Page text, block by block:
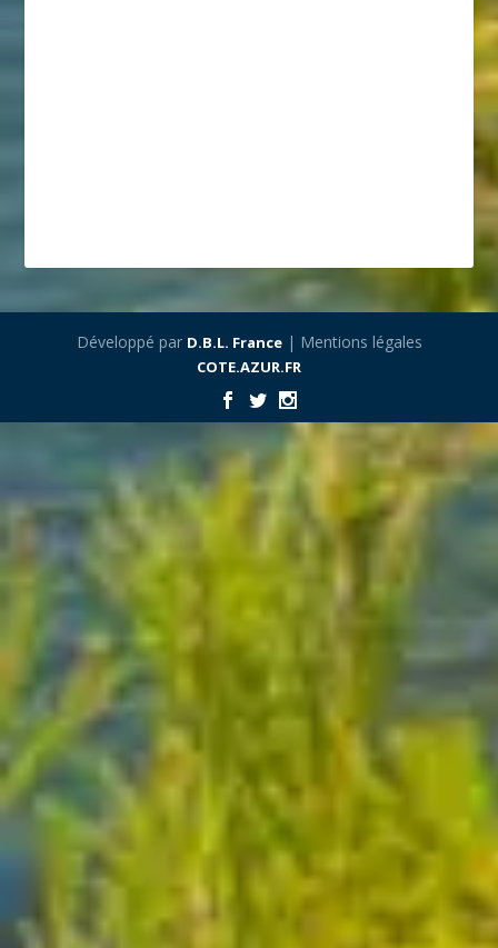
Développé par D.B.L. France| Mentions légales
COTE.AZUR.FR